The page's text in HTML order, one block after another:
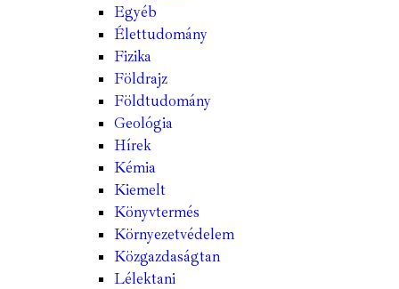
Egyéb
Élettudomány
Fizika
Földrajz
Földtudomány
Geológia
Hírek
Kémia
Kiemelt
Könyvtermés
Környezetvédelem
Közgazdaságtan
Lélektani